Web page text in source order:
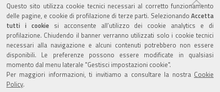
Questo sito utilizza cookie tecnici necessari al corretto funzionamento
delle pagine, e cookie di profilazione di terze parti. Selezionando Accetta
tutti i cookiesi acconsente all’utilizzo dei cookie analytics e di
profilazione. Chiudendo il banner verranno utilizzati solo i cookie tecnici
necessari alla navigazione e alcuni contenuti potrebbero non essere
disponibili. Le preferenze possono essere modificate in qualsiasi
momento dal menu laterale "Gestisci impostazioni cookie".
Per maggiori informazioni, ti invitiamo a consultare la nostra Cookie
Policy.
Valuta questo sito
Sito istituzionale Comune di Zola Predosa